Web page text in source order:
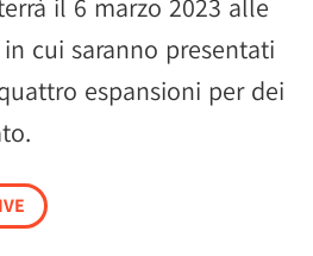
il 6 marzo 2023 alle
cui saranno presentati
espansioni per dei